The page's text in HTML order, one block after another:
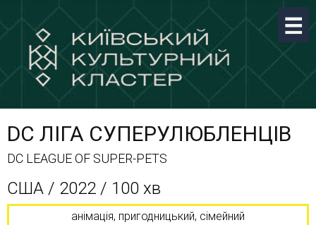
DC ЛІГА СУПЕРУЛЮБЛЕНЦІВ
DC LEAGUE OF SUPER-PETS
CША / 2022 / 100 хв
анімація, пригодницький, сімейний